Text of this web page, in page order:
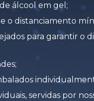
álcool em gel;
o distanciamento
para garantir o
servidas por